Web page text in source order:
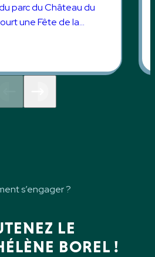
parc du Château du
une Fête de la
les autres
s’engager ?
LE
BOREL !